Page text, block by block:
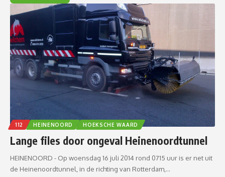
112 HEINENOORD HOEKSCHE WAARD
Lange files door ongeval Heinenoordtunnel
HEINENOORD - Op woensdag 16 juli 2014 rond 0715 uur is er net uit
de Heinenoordtunnel, in de richting van Rotterdam,…